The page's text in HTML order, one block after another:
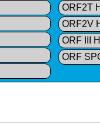
ORF2T
ORF2V
ORF III
ORF